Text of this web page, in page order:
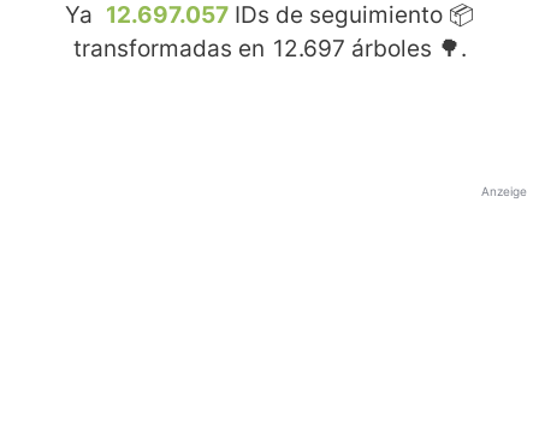
Ya 12.697.057 IDs de seguimiento 📦
transformadas en 12.697 árboles 🌳.
Anzeige